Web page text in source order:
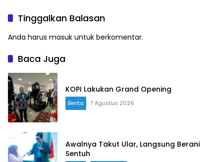
Ruang Aman bagi Anak
Tinggalkan Balasan
Anda harus masuk untuk berkomentar.
Baca Juga
KOPI Lakukan Grand Opening
Berita 7 Agustus 2026
Awalnya Takut Ular, Langsung Berani
Sentuh